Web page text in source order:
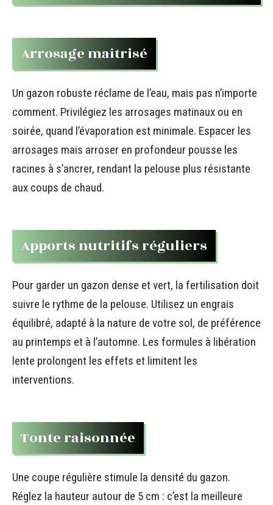
Arrosage maîtrisé
Un gazon robuste réclame de l’eau, mais pas n’importe
comment. Privilégiez les arrosages matinaux ou en
soirée, quand l’évaporation est minimale. Espacer les
arrosages mais arroser en profondeur pousse les
racines à s’ancrer, rendant la pelouse plus résistante
aux coups de chaud.
Apports nutritifs réguliers
Pour garder un gazon dense et vert, la fertilisation doit
suivre le rythme de la pelouse. Utilisez un engrais
équilibré, adapté à la nature de votre sol, de préférence
au printemps et à l’automne. Les formules à libération
lente prolongent les effets et limitent les
interventions.
Tonte raisonnée
Une coupe régulière stimule la densité du gazon.
Réglez la hauteur autour de 5 cm : c’est la meilleure